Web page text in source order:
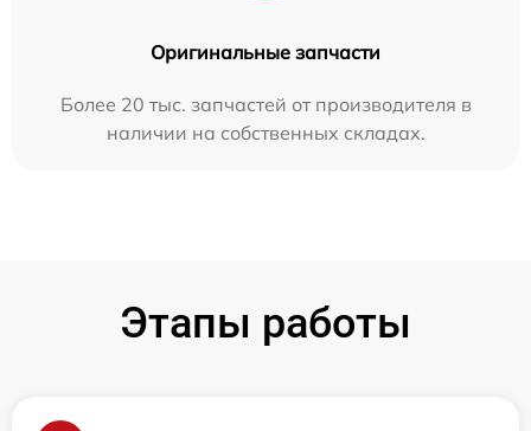
Оригинальные запчасти
Более 20 тыс. запчастей от производителя в
наличии на собственных складах.
Этапы работы